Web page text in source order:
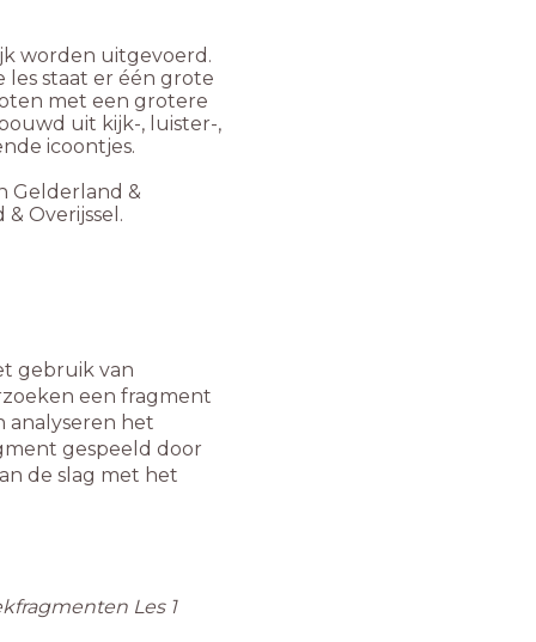
worden uitgevoerd.
les staat er één grote
met een grotere
uit kijk-, luister-,
icoontjes.
Gelderland &
Overijssel.
gebruik van
een fragment
analyseren het
gespeeld door
de slag met het
Les 1